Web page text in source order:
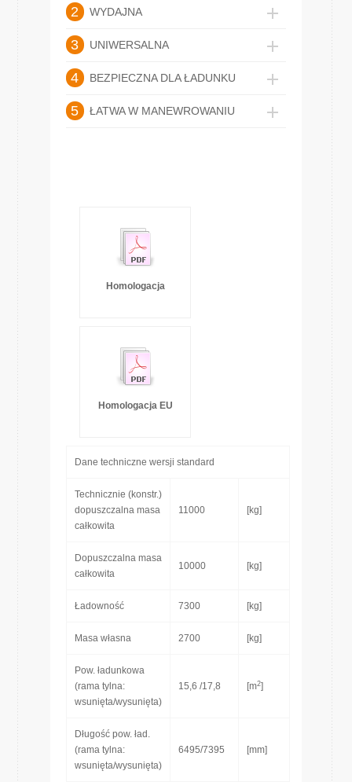
2 WYDAJNA
3 UNIWERSALNA
4 BEZPIECZNA DLA ŁADUNKU
5 ŁATWA W MANEWROWANIU
Homologacja
Homologacja EU
Dane techniczne wersji standard
Technicznie (konstr.)
dopuszczalna masa
całkowita
11000 [kg]
Dopuszczalna masa
całkowita
10000 [kg]
Ładowność 7300 [kg]
Masa własna 2700 [kg]
Pow. ładunkowa
(rama tylna:
wsunięta/wysunięta)
15,6 /17,8 [m2]
Długość pow. ład.
(rama tylna:
wsunięta/wysunięta)
6495/7395 [mm]